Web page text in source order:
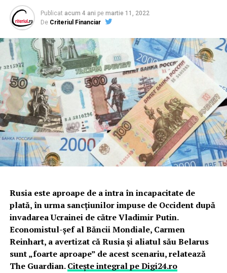
Publicat acum 4 ani pe martie 11, 2022
De Criteriul Financiar
Rusia este aproape de a intra în incapacitate de
plată, în urma sancțiunilor impuse de Occident după
invadarea Ucrainei de către Vladimir Putin.
Economistul-șef al Băncii Mondiale, Carmen
Reinhart, a avertizat că Rusia și aliatul său Belarus
sunt „foarte aproape” de acest scenariu, relatează
The Guardian.Citește integral pe Digi24.ro